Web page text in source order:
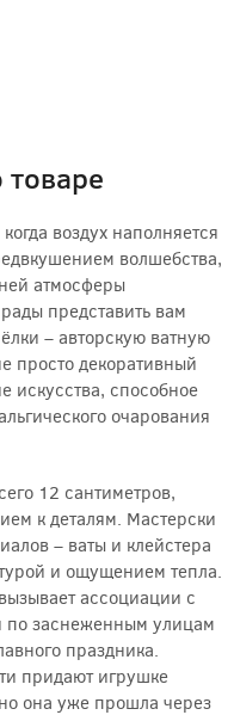
воздух наполняется
волшебства,
атмосферы
представить вам
– авторскую ватную
просто декоративный
искусства, способное
очарования
12 сантиметров,
к деталям. Мастерски
– ваты и клейстера
и ощущением тепла.
ассоциации с
по заснеженным улицам
праздника.
придают игрушке
она уже прошла через